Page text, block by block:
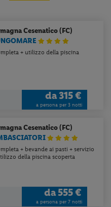
Cesenatico (FC)
+ utilizzo della piscina
da315 €
a persona per 3 notti
Cesenatico (FC)
+ bevande ai pasti + servizio
della piscina scoperta
da555 €
a persona per 7 notti